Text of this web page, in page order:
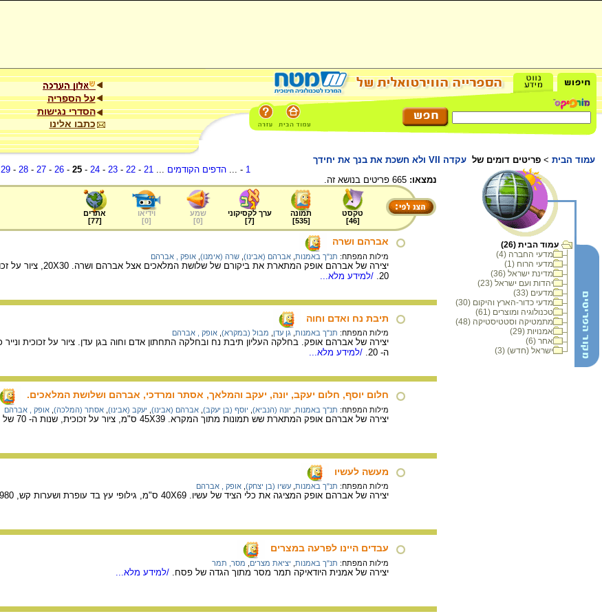
על הספריה
הסדרי נגישות
כתבו אלינו
עמוד הבית > פריטים דומים של עקדה VII ולא חשכת את בנך את יחידך
עמוד הבית (26)
מדעי החברה (4)
מדעי הרוח (1)
מדינת ישראל (36)
יהדות ועם ישראל (23)
מדעים (33)
מדעי כדור-הארץ והיקום (30)
טכנולוגיה ומוצרים (61)
מתמטיקה וסטטיסטיקה (48)
אמנויות (29)
אחר (6)
ישראל (חדש) (3)
1
- ...הדפים הקודמים ...
21
-
22
-
23
-
24
-
25
-
26
-
27
-
28
-
29
נמצאו:
טקסט
[
46
]
תמונה
[
535
]
ערך לקסיקוני
[
7
]
שמע
[
0
]
וידיאו
[
0
]
אתרים
[
77
]
אברהם ושרה
מילות המפתח: תנ"ך באמנות אברהם (אבינו) שרה (אימנו) אופק , אברהם
20. /למידע מלא...
תיבת נח ואדם וחוה
מילות המפתח: תנ"ך באמנות גן עדן מבול (במקרא) אופק , אברהם
ה- 20.
/למידע מלא...
חלום יוסף, חלום יעקב, יונה, יעקב והמלאך, אסתר ומרדכי, אברהם ושלושת המלאכים.
מילות המפתח: תנ"ך באמנות יונה (הנביא) יוסף (בן יעקב) אברהם (אבינו) יעקב (אבינו) אסתר (המלכה) אופק , אברהם
יצירה של אברהם אופק המתארת שש תמונות מתוך המקרא. 45X39 ס"מ, ציור על זכוכית, שנות ה- 70 של המאה ה- 20.
מעשה לעשיו
מילות המפתח: תנ"ך באמנות עשיו (בן יצחק) אופק , אברהם
יצירה של אברהם אופק המציגה את כלי הציד של עשיו. 40X69 ס"מ, גילופי עץ בד עופרת ושערות קש, 1980.
עבדים היינו לפרעה במצרים
מילות המפתח: תנ"ך באמנות יציאת מצרים מסר, תמר
יצירה של אמנית היודאיקה תמר מסר מתוך הגדה של פסח. /למידע מלא...